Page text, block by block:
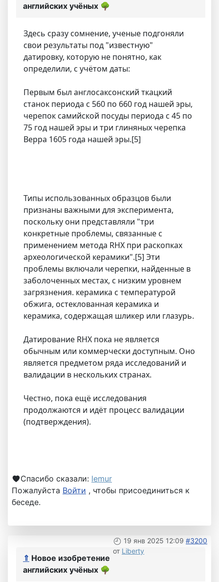
английских учёных 🌳
Здесь сразу сомнение, ученые подгоняли
свои результаты под "известную"
датировку, которую не понятно, как
определили, с учётом даты:
Первым был англосаксонский ткацкий
станок периода с 560 по 660 год нашей эры,
черепок самийской посуды периода с 45 по
75 год нашей эры и три глиняных черепка
Верра 1605 года нашей эры.[5]
Типы использованных образцов были
признаны важными для эксперимента,
поскольку они представляли "три
конкретные проблемы, связанные с
применением метода RHX при раскопках
археологической керамики".[5] Эти
проблемы включали черепки, найденные в
заболоченных местах, с низким уровнем
загрязнения. керамика с температурой
обжига, остеклованная керамика и
керамика, содержащая шликер или глазурь.
Датирование RHX пока не является
обычным или коммерчески доступным. Оно
является предметом ряда исследований и
валидации в нескольких странах.
Честно, пока ещё исследования
продолжаются и идёт процесс валидации
(подтверждения).
Спасибо сказали: lemur
Пожалуйста Войти , чтобы присоединиться к
беседе.
19 янв 2025 12:09 #3200
от Liberty
⇑ Новое изобретение
английских учёных 🌳